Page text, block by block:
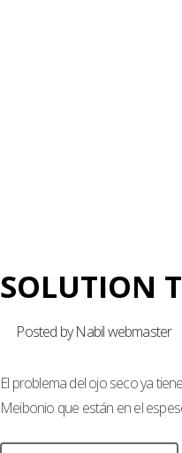
SOLUTION
Posted by Nabil webmaster
El problema del ojo seco ya
Meibonio que están en el